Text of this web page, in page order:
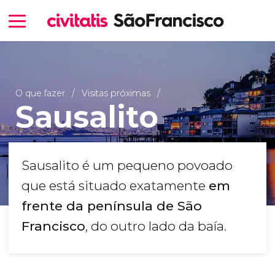
O que fazer Visitas próximas
Sausalito
Sausalito é um pequeno povoado
que está situado exatamente em
frente da península de São
Francisco, do outro lado da baía.